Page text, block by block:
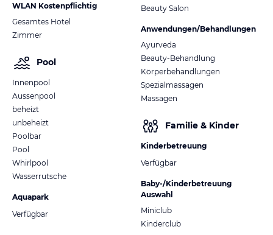
WLAN Kostenpflichtig
Gesamtes Hotel
Zimmer
Pool
Innenpool
Aussenpool
beheizt
unbeheizt
Poolbar
Pool
Whirlpool
Wasserrutsche
Aquapark
Verfügbar
Beauty Salon
Anwendungen/Behandlungen
Ayurveda
Beauty-Behandlung
Körperbehandlungen
Spezialmassagen
Massagen
Familie & Kinder
Kinderbetreuung
Verfügbar
Baby-/Kinderbetreuung
Auswahl
Miniclub
Kinderclub